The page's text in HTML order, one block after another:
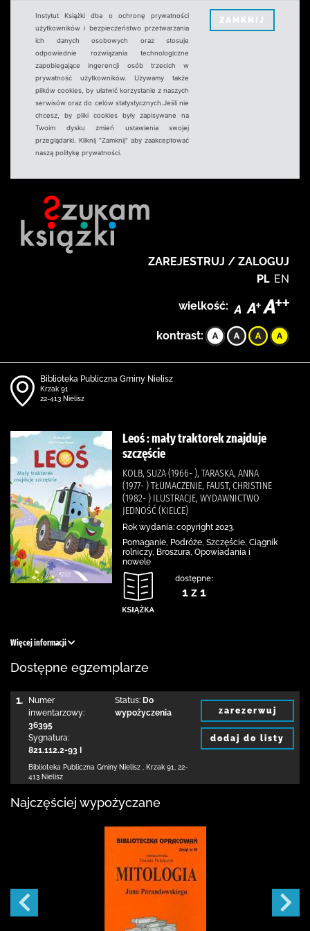
Instytut Książki dba o ochronę prywatności
użytkowników i bezpieczeństwo przetwarzania
ich danych osobowych oraz stosuje
odpowiednie rozwiązania technologiczne
zapobiegające ingerencji osób trzecich w
prywatność użytkowników. Używamy także
plików cookies, by ułatwić korzystanie z naszych
serwisów oraz do celów statystycznych.Jeśli nie
chcesz, by pliki cookies były zapisywane na
Twoim dysku zmień ustawienia swojej
przeglądarki. Kliknij "Zamknij" aby zaakceptować
naszą politykę prywatności.
ZAMKNIJ
ZAREJESTRUJ / ZALOGUJ
PL EN
wielkość:
kontrast:
Biblioteka Publiczna Gminy Nielisz
Krzak 91
22-413 Nielisz
Leoś : mały traktorek znajduje
szczęście
KOLB, SUZA (1966- ), TARASKA, ANNA
(1977- ) TŁUMACZENIE, FAUST, CHRISTINE
(1982- ) ILUSTRACJE, WYDAWNICTWO
JEDNOŚĆ (KIELCE)
Rok wydania: copyright 2023.
Pomaganie, Podróże, Szczęście, Ciągnik
rolniczy, Broszura, Opowiadania i
nowele
dostępne:
1 z 1
Więcej informacji
Dostępne egzemplarze
1.
Numer
inwentarzowy:
36395
Sygnatura:
821.112.2-93 I
Status: Do
wypożyczenia
Biblioteka Publiczna Gminy Nielisz Krzak 91
22-
413 Nielisz
zarezerwuj
dodaj do listy
Najczęściej wypożyczane